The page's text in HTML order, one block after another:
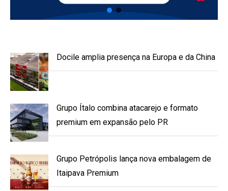
Docile amplia presença na Europa e da China
Grupo Ítalo combina atacarejo e formato
premium em expansão pelo PR
Grupo Petrópolis lança nova embalagem de
Itaipava Premium